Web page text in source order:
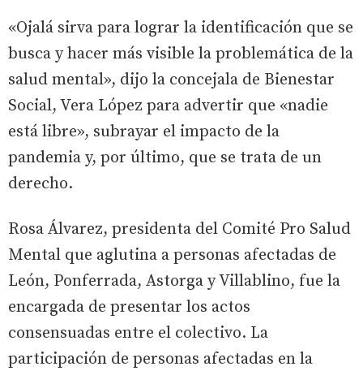
«Ojalá sirva para lograr la identificación que se
busca y hacer más visible la problemática de la
salud mental», dijo la concejala de Bienestar
Social, Vera López para advertir que «nadie
está libre», subrayar el impacto de la
pandemia y, por último, que se trata de un
derecho.
Rosa Álvarez, presidenta del Comité Pro Salud
Mental que aglutina a personas afectadas de
León, Ponferrada, Astorga y Villablino, fue la
encargada de presentar los actos
consensuadas entre el colectivo. La
participación de personas afectadas en la